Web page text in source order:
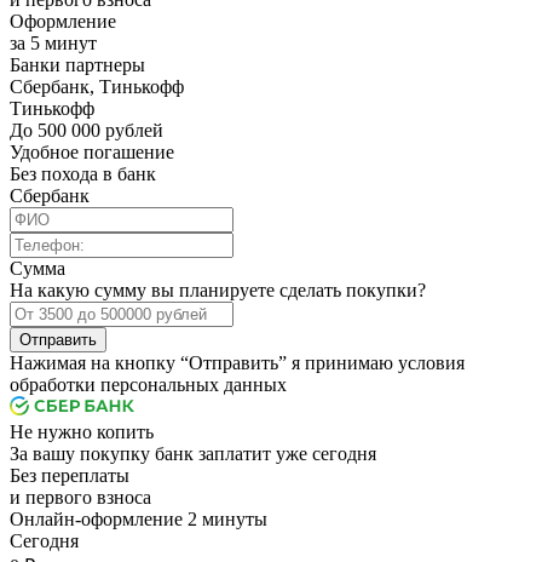
Оформление
за 5 минут
Банки партнеры
Сбербанк, Тинькофф
Тинькофф
До 500 000 рублей
Удобное погашение
Без похода в банк
Сбербанк
Сумма
На какую сумму вы планируете сделать покупки?
Отправить
Нажимая на кнопку “Отправить” я принимаю условия
обработки персональных данных
Не нужно копить
За вашу покупку банк заплатит уже сегодня
Без переплаты
и первого взноса
Онлайн-оформление 2 минуты
Cегодня